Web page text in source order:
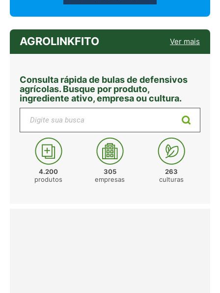
AGROLINKFITO Ver mais
Consulta rápida de bulas de defensivos
agrícolas. Busque por produto,
ingrediente ativo, empresa ou cultura.
Digite sua busca
4.200
produtos
305
empresas
263
culturas